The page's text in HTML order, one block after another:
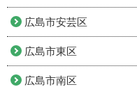
広島市安芸区
広島市東区
広島市南区